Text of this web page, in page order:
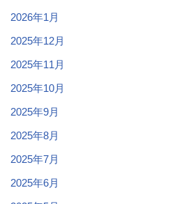
2026年1月
2025年12月
2025年11月
2025年10月
2025年9月
2025年8月
2025年7月
2025年6月